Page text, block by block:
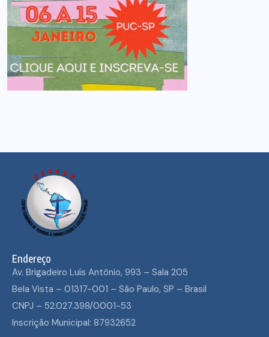
Endereço
Av. Brigadeiro Luís Antônio, 993 – Sala 205
Bela Vista – 01317-001 – São Paulo, SP – Brasil
CNPJ – 52.027.398/0001-53
Inscrição Municipal: 87932652